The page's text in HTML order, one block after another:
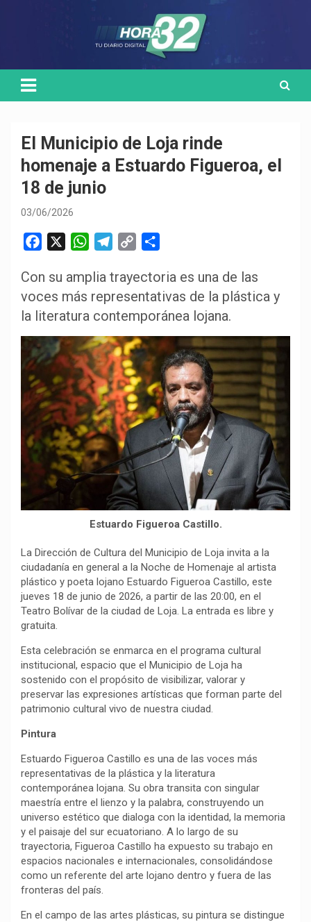
El Municipio de Loja rinde
homenaje a Estuardo Figueroa, el
18 de junio
03/06/2026
c
e
b
o
k
W
a
t
s
p
p
l
e
g
a
m
p
y
L
n
k
m
p
a
t
i
r
Con su amplia trayectoria es una de las
voces más representativas de la plástica y
la literatura contemporánea lojana.
Estuardo Figueroa Castillo.
La Dirección de Cultura del Municipio de Loja invita a la
ciudadanía en general a la Noche de Homenaje al artista
plástico y poeta lojano Estuardo Figueroa Castillo, este
jueves 18 de junio de 2026, a partir de las 20:00, en el
Teatro Bolívar de la ciudad de Loja. La entrada es libre y
gratuita.
Esta celebración se enmarca en el programa cultural
institucional, espacio que el Municipio de Loja ha
sostenido con el propósito de visibilizar, valorar y
preservar las expresiones artísticas que forman parte del
patrimonio cultural vivo de nuestra ciudad.
Pintura
Estuardo Figueroa Castillo es una de las voces más
representativas de la plástica y la literatura
contemporánea lojana. Su obra transita con singular
maestría entre el lienzo y la palabra, construyendo un
universo estético que dialoga con la identidad, la memoria
y el paisaje del sur ecuatoriano. A lo largo de su
trayectoria, Figueroa Castillo ha expuesto su trabajo en
espacios nacionales e internacionales, consolidándose
como un referente del arte lojano dentro y fuera de las
fronteras del país.
En el campo de las artes plásticas, su pintura se distingue